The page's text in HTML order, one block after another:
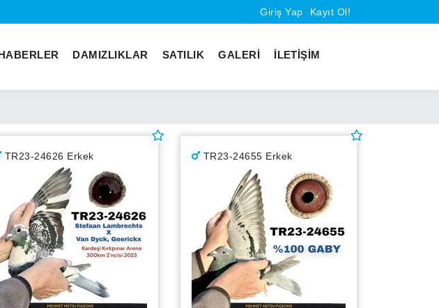
Giriş Yap Kayıt Ol!
DAMIZLIKLAR SATILIK GALERİ İLETİŞİM
TR23-24626 Erkek TR23-24655 Erkek